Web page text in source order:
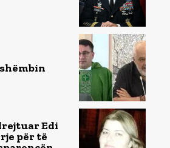
Edi
për të